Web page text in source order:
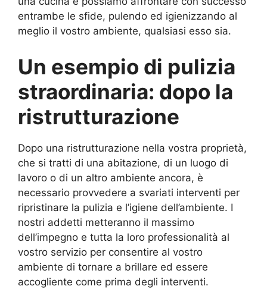
entrambe le sfide, pulendo ed igienizzando al
meglio il vostro ambiente, qualsiasi esso sia.
Un esempio di pulizia
straordinaria: dopo la
ristrutturazione
Dopo una ristrutturazione nella vostra proprietà,
che si tratti di una abitazione, di un luogo di
lavoro o di un altro ambiente ancora, è
necessario provvedere a svariati interventi per
ripristinare la pulizia e l’igiene dell’ambiente. I
nostri addetti metteranno il massimo
dell’impegno e tutta la loro professionalità al
vostro servizio per consentire al vostro
ambiente di tornare a brillare ed essere
accogliente come prima degli interventi.